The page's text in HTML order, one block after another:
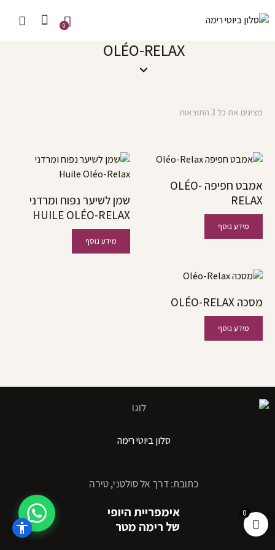
0
0
OLÉO-RELAX
מציגים את כל ⁦3⁩ התוצאות
אמבט חפיפה OLÉO-
RELAX
מידע נוסף
שמן לשיער נפוח ומרדני
HUILE OLÉO-RELAX
מידע נוסף
מסכה OLÉO-RELAX
מידע נוסף
סלון ביוטי רימה
כתובת: דרך אל סולטני, טירה
אימפריית היופי
של רימה מטר